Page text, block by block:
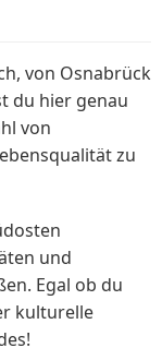
von Osnabrück
du hier genau
von
zu
und
Egal ob du
kulturelle